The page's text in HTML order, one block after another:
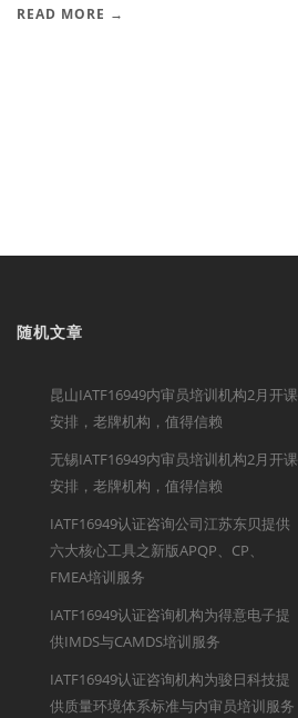
READ MORE →
随机文章
昆山IATF16949内审员培训机构2月开课
安排，老牌机构，值得信赖
无锡IATF16949内审员培训机构2月开课
安排，老牌机构，值得信赖
IATF16949认证咨询公司江苏东贝提供
六大核心工具之新版APQP、CP、
FMEA培训服务
IATF16949认证咨询机构为得意电子提
供IMDS与CAMDS培训服务
IATF16949认证咨询机构为骏日科技提
供质量环境体系标准与内审员培训服务